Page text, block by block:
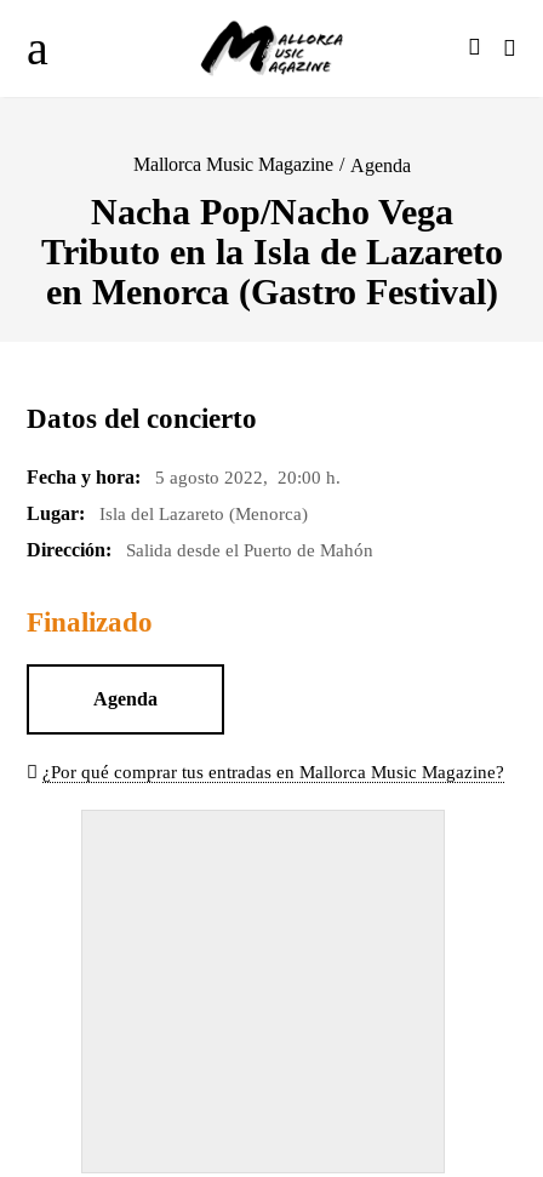
Mallorca Music Magazine / Agenda
Nacha Pop/Nacho Vega
Tributo en la Isla de Lazareto
en Menorca (Gastro Festival)
Datos del concierto
Fecha y hora: 5 agosto 2022, 20:00 h.
Lugar: Isla del Lazareto (Menorca)
Dirección: Salida desde el Puerto de Mahón
Finalizado
Agenda
¿Por qué comprar tus entradas en Mallorca Music Magazine?